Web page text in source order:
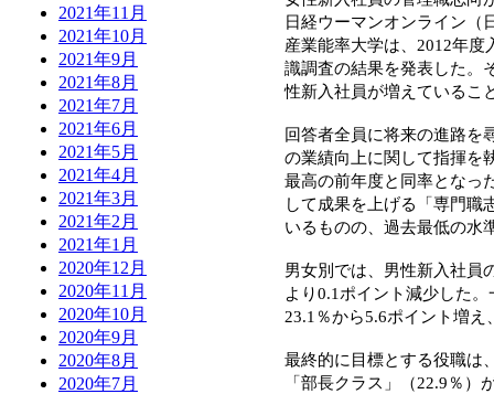
2021年11月
2021年10月
2021年9月
2021年8月
2021年7月
2021年6月
2021年5月
2021年4月
2021年3月
2021年2月
2021年1月
2020年12月
2020年11月
2020年10月
2020年9月
2020年8月
2020年7月
日経ウーマンオンライン（
産業能率大学は、2012年
識調査の結果を発表した。
性新入社員が増えているこ
回答者全員に将来の進路を
の業績向上に関して指揮を
最高の前年度と同率となっ
して成果を上げる「専門職
いるものの、過去最低の水
男女別では、男性新入社員
より0.1ポイント減少した
23.1％から5.6ポイント増
最終的に目標とする役職は
「部長クラス」（22.9％